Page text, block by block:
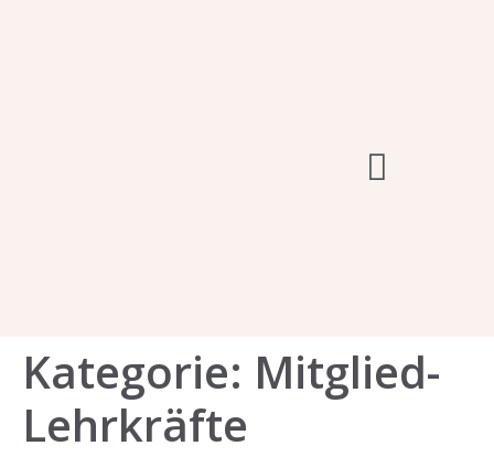
Kategorie: Mitglied-
Lehrkräfte